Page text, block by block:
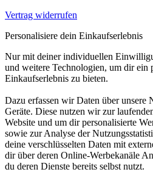
Vertrag widerrufen
Personalisiere dein Einkaufserlebnis
Nur mit deiner individuellen
und weitere Technologien, um dir ein
Einkaufserlebnis zu bieten.
Dazu erfassen wir Daten über unsere
Geräte. Diese nutzen wir zur
Website und um dir personalisierte
sowie zur Analyse der
deine verschlüsselten Daten mit
dir über deren Online-Werbekanäle
du deren Dienste bereits selbst nutzt.